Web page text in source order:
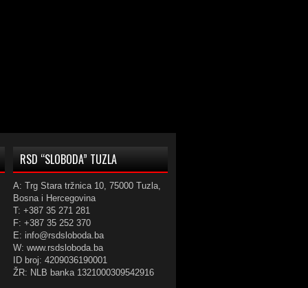
RSD “SLOBODA” TUZLA
A: Trg Stara tržnica 10, 75000 Tuzla,
Bosna i Hercegovina
T: +387 35 271 281
F: +387 35 252 370
E: info@rsdsloboda.ba
W: www.rsdsloboda.ba
ID broj: 4209036190001
ŽR: NLB banka 1321000309542916